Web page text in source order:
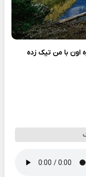
اون با من تیک زده